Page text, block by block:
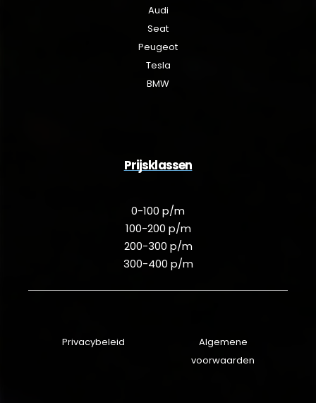
Audi
Seat
Peugeot
Tesla
BMW
Prijsklassen
0-100 p/m
100-200 p/m
200-300 p/m
300-400 p/m
Privacybeleid
Algemene
voorwaarden